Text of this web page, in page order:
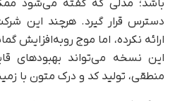
باشد؛ مدلی که گفته می‌شود
دسترس قرار گیرد. هرچند این
ارائه نکرده، اما موج رو‌به‌افزایش
این نسخه می‌تواند بهبودهای
منطقی، تولید کد و درک متون با